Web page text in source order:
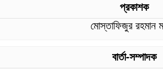
প্রকাশক
মোস্তাফিজুর রহমান
বার্তা-সম্পাদক